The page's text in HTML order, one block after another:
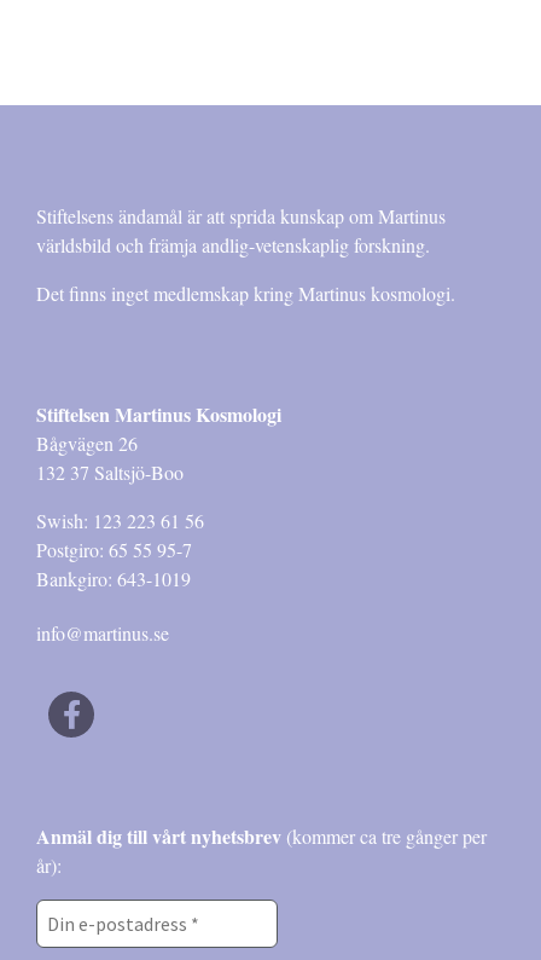
Stiftelsens ändamål är att sprida kunskap om Martinus
världsbild och främja andlig-vetenskaplig forskning.
Det finns inget medlemskap kring Martinus kosmologi.
Stiftelsen Martinus Kosmologi
Bågvägen 26
132 37 Saltsjö-Boo
Swish: 123 223 61 56
Postgiro: 65 55 95-7
Bankgiro: 643-1019
info@martinus.se
Anmäl dig till vårt nyhetsbrev (kommer ca tre gånger per
år):